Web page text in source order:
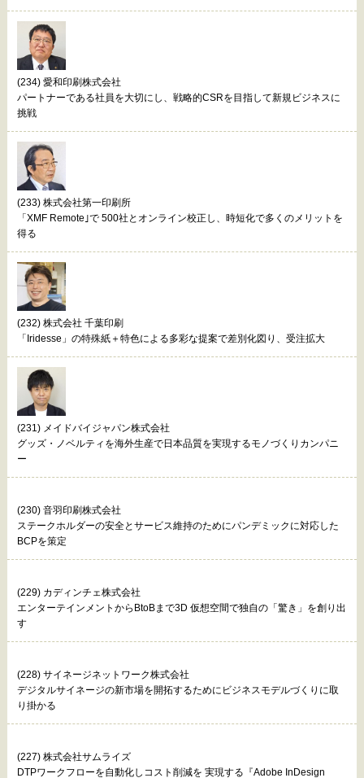
(234) 愛和印刷株式会社
パートナーである社員を大切にし、戦略的CSRを目指して新規ビジネスに
挑戦
(233) 株式会社第一印刷所
「XMF Remote｣で 500社とオンライン校正し、時短化で多くのメリットを
得る
(232) 株式会社 千葉印刷
「Iridesse」の特殊紙＋特色による多彩な提案で差別化図り、受注拡大
(231) メイドバイジャパン株式会社
グッズ・ノベルティを海外生産で日本品質を実現するモノづくりカンパニ
ー
(230) 音羽印刷株式会社
ステークホルダーの安全とサービス維持のためにパンデミックに対応した
BCPを策定
(229) カディンチェ株式会社
エンターテインメントからBtoBまで3D 仮想空間で独自の「驚き」を創り出
す
(228) サイネージネットワーク株式会社
デジタルサイネージの新市場を開拓するためにビジネスモデルづくりに取
り掛かる
(227) 株式会社サムライズ
DTPワークフローを自動化しコスト削減を 実現する『Adobe InDesign